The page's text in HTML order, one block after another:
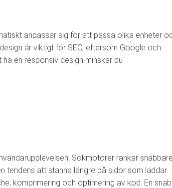
anpassar sig för att passa olika enheter
är viktigt för SEO, eftersom Google och
en responsiv design minskar du
Sökmotorer rankar
tendens att stanna längre på sidor som laddar
komprimering och optimering av kod. En